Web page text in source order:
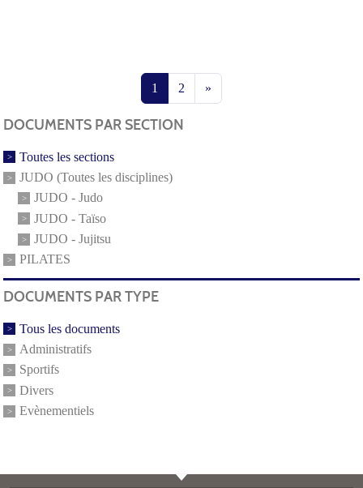
1 2 »
DOCUMENTS PAR SECTION
Toutes les sections
JUDO (Toutes les disciplines)
JUDO - Judo
JUDO - Taïso
JUDO - Jujitsu
PILATES
DOCUMENTS PAR TYPE
Tous les documents
Administratifs
Sportifs
Divers
Evènementiels